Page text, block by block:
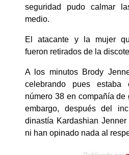
seguridad pudo calmar
medio.
El atacante y la mujer
fueron retirados de la
A los minutos Brody
celebrando pues estaba
número 38 en compañía de
embargo, después del
dinastía Kardashian
ni han opinado nada al